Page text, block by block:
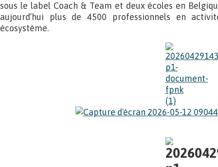
sous le label Coach & Team et deux écoles en
aujourd’hui plus de 4500 professionnels en
écosystème.